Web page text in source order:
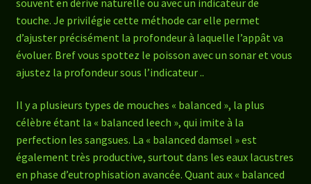
touche. Je privilégie cette méthode car elle permet
d’ajuster précisément la profondeur à laquelle l’appât va
évoluer. Bref vous spottez le poisson avec un sonar et vous
ajustez la profondeur sous l’indicateur ..
Il y a plusieurs types de mouches « balanced », la plus
célèbre étant la « balanced leech », qui imite à la
perfection les sangsues. La « balanced damsel » est
également très productive, surtout dans les eaux lacustres
en phase d’eutrophisation avancée. Quant aux « balanced